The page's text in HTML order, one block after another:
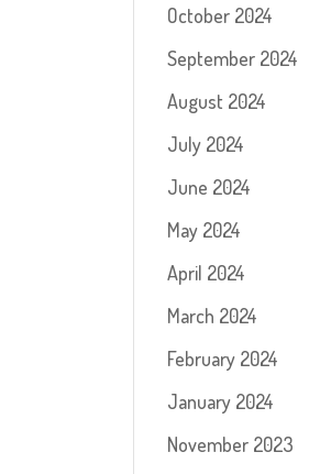
October 2024
September 2024
August 2024
July 2024
June 2024
May 2024
April 2024
March 2024
February 2024
January 2024
November 2023